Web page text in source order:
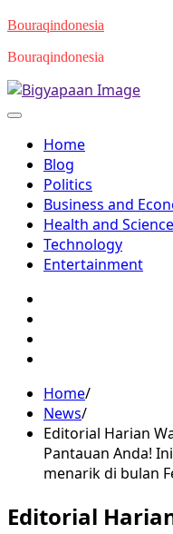
Skip
content
Bouraqindonesia
Bouraqindonesia
Home
Blog
Politics
Business and
Health and Science
Technology
Entertainment
Home
News
Editorial Harian
Pantauan Anda!
menarik di bulan
Editorial